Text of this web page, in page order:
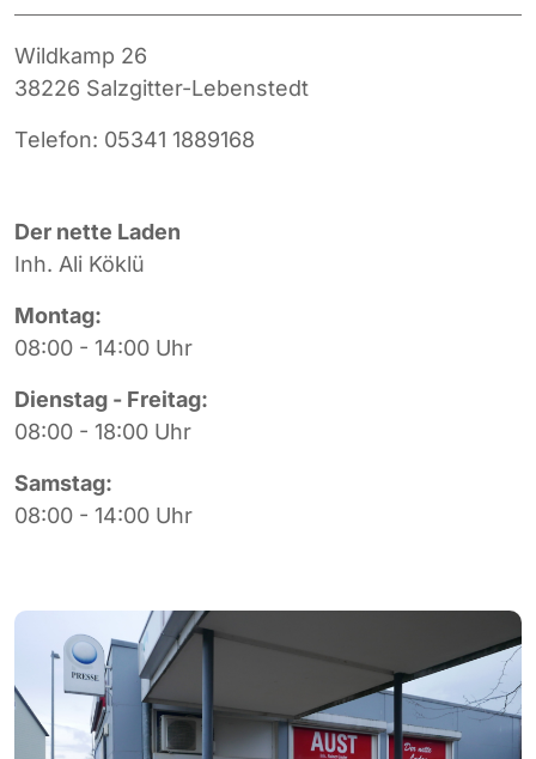
Wildkamp 26
38226 Salzgitter-Lebenstedt
Telefon: 05341 1889168
Der nette Laden
Inh. Ali Köklü
Montag:
08:00 - 14:00 Uhr
Dienstag - Freitag:
08:00 - 18:00 Uhr
Samstag:
08:00 - 14:00 Uhr